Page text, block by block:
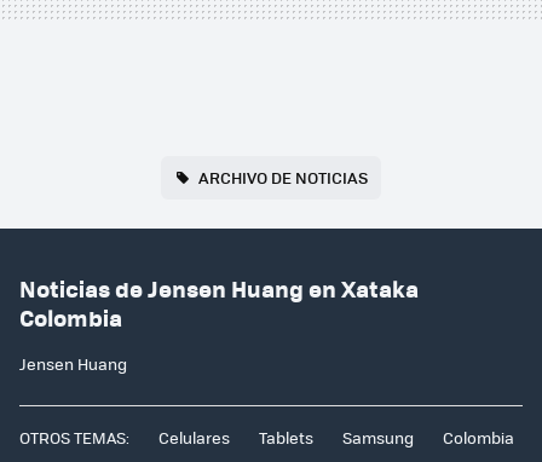
ARCHIVO DE NOTICIAS
Noticias de Jensen Huang en Xataka
Colombia
Jensen Huang
OTROS TEMAS: Celulares Tablets Samsung Colombia